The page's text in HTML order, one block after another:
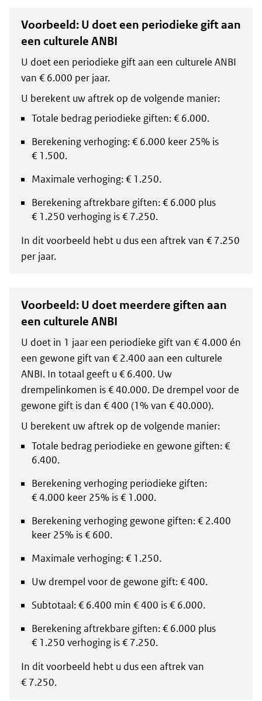
Voorbeeld: U doet een periodieke gift aan
een culturele ANBI
U doet een periodieke gift aan een culturele ANBI
van € 6.000 per jaar.
U berekent uw aftrek op de volgende manier:
Totale bedrag periodieke giften: € 6.000.
Berekening verhoging: € 6.000 keer 25% is
€ 1.500.
Maximale verhoging: € 1.250.
Berekening aftrekbare giften: € 6.000 plus
€ 1.250 verhoging is € 7.250.
In dit voorbeeld hebt u dus een aftrek van € 7.250
per jaar.
Voorbeeld: U doet meerdere giften aan
een culturele ANBI
U doet in 1 jaar een periodieke gift van € 4.000 én
een gewone gift van € 2.400 aan een culturele
ANBI. In totaal geeft u € 6.400. Uw
drempelinkomen is € 40.000. De drempel voor de
gewone gift is dan € 400 (1% van € 40.000).
U berekent uw aftrek op de volgende manier:
Totale bedrag periodieke en gewone giften: €
6.400.
Berekening verhoging periodieke giften:
€ 4.000 keer 25% is € 1.000.
Berekening verhoging gewone giften: € 2.400
keer 25% is € 600.
Maximale verhoging: € 1.250.
Uw drempel voor de gewone gift: € 400.
Subtotaal: € 6.400 min € 400 is € 6.000.
Berekening aftrekbare giften: € 6.000 plus
€ 1.250 verhoging is € 7.250.
In dit voorbeeld hebt u dus een aftrek van
€ 7.250.